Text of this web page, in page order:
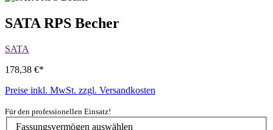
SATA RPS Becher
SATA
178,38 €*
Preise inkl. MwSt. zzgl. Versandkosten
Für den professionellen Einsatz!
Fassungsvermögen auswählen